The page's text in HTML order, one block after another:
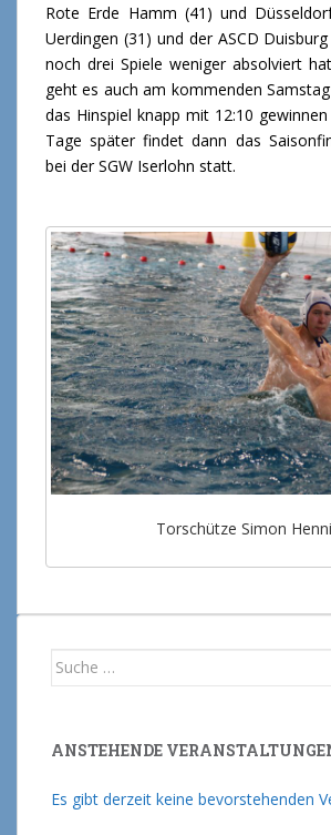
Rote Erde Hamm (41) und
Uerdingen (31) und der ASCD
noch drei Spiele weniger absolviert
geht es auch am kommenden
das Hinspiel knapp mit 12:10
Tage später findet dann das
bei der SGW Iserlohn statt.
Torschütze Simon
Suche nach:
ANSTEHENDE
Es gibt derzeit keine bevorstehenden